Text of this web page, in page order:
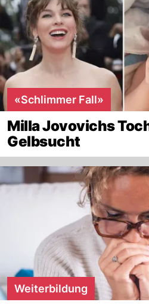
«Schlimmer Fall»
Milla Jovovichs
Gelbsucht
Weiterbildung